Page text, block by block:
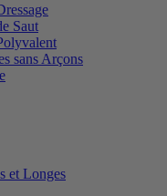
Saut
sans Arçons
et Longes